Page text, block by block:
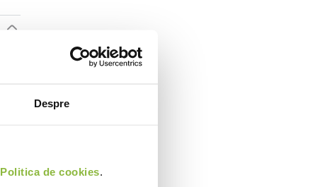
Despre
Politica de cookies.